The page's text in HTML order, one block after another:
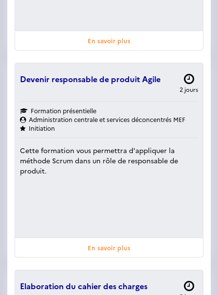
En savoir plus
2 jours
Devenir responsable de produit Agile
Formation présentielle
Administration centrale et services déconcentrés MEF
Initiation
Cette formation vous permettra d'appliquer la
méthode Scrum dans un rôle de responsable de
produit.
En savoir plus
Elaboration du cahier des charges